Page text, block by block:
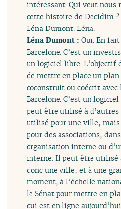
intéressant. Qui veut nous
cette histoire de Decidim ?
Léna Dumont. Léna.
Léna Dumont :Oui. En
Barcelone. C’est un
un logiciel libre. L’objectif
de mettre en place un
coconstruit ou coécrit avec
Barcelone. C’est un
peut être utilisé à d’autres
utilisé pour une ville,
pour des associations,
organisation interne ou
interne. Il peut être utilisé
donc une ville, et à une
moment, à l’échelle
le Sénat pour mettre en
qui est en ligne